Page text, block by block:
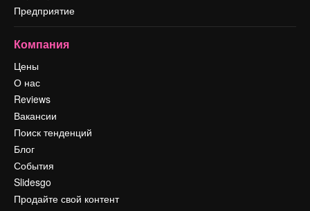
Предприятие
Компания
Цены
О нас
Reviews
Вакансии
Поиск тенденций
Блог
События
Slidesgo
Продайте свой контент